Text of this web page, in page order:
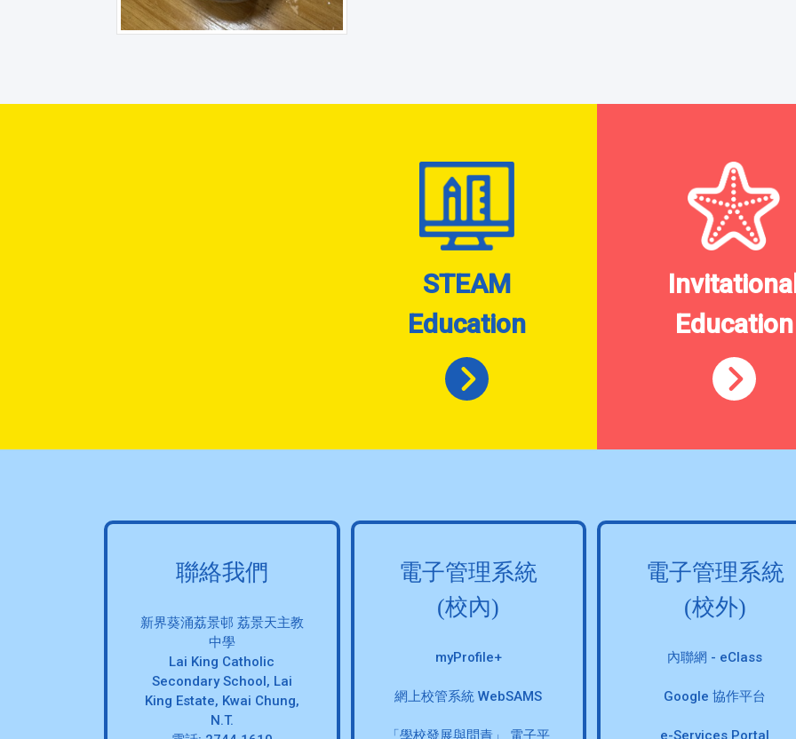
STEAM
Education
Education
聯絡我們
新界葵涌荔景邨 荔景天主教
中學
Lai King Catholic
Secondary School, Lai
King Estate, Kwai Chung,
N.T.
電子管理系統
(校內)
myProfile+
網上校管系統 WebSAMS
「學校發展與問責」 電子平
電子管理系統
(校外)
內聯網 - eClass
Google 協作平台
e-Services Portal